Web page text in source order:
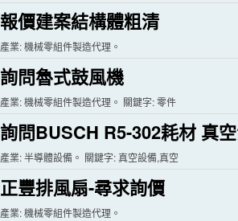
報價建案結構體粗清
產業: 機械零組件製造代理。
詢問魯式鼓風機
產業: 機械零組件製造代理。 關鍵字: 零件
詢問BUSCH R5-302耗材 真
產業: 半導體設備。 關鍵字: 真空設備,真空
正豐排風扇-尋求詢價
產業: 機械零組件製造代理。